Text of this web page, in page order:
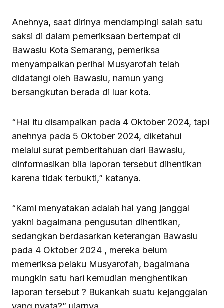
Anehnya, saat dirinya mendampingi salah satu
saksi di dalam pemeriksaan bertempat di
Bawaslu Kota Semarang, pemeriksa
menyampaikan perihal Musyarofah telah
didatangi oleh Bawaslu, namun yang
bersangkutan berada di luar kota.
“Hal itu disampaikan pada 4 Oktober 2024, tapi
anehnya pada 5 Oktober 2024, diketahui
melalui surat pemberitahuan dari Bawaslu,
dinformasikan bila laporan tersebut dihentikan
karena tidak terbukti,” katanya.
“Kami menyatakan adalah hal yang janggal
yakni bagaimana pengusutan dihentikan,
sedangkan berdasarkan keterangan Bawaslu
pada 4 Oktober 2024 , mereka belum
memeriksa pelaku Musyarofah, bagaimana
mungkin satu hari kemudian menghentikan
laporan tersebut ? Bukankah suatu kejanggalan